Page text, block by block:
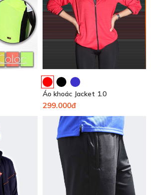
Áo khoác Jacket 1.0
299.000đ